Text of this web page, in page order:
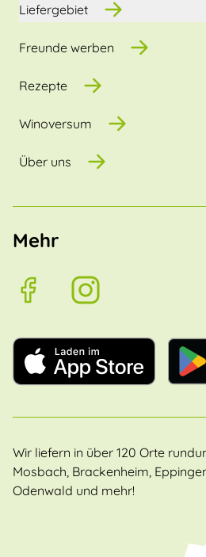
Liefergebiet
Freunde werben
Rezepte
Winoversum
Über uns
Mehr
Wir liefern in über 120 Orte
Mosbach, Brackenheim,
Odenwald und mehr!